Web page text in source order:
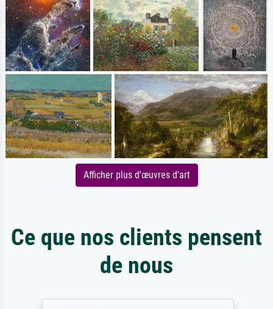
Afficher plus d'œuvres d'art
Ce que nos clients pensent
de nous